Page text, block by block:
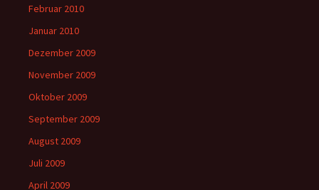
Februar 2010
Januar 2010
Dezember 2009
November 2009
Oktober 2009
September 2009
August 2009
Juli 2009
April 2009